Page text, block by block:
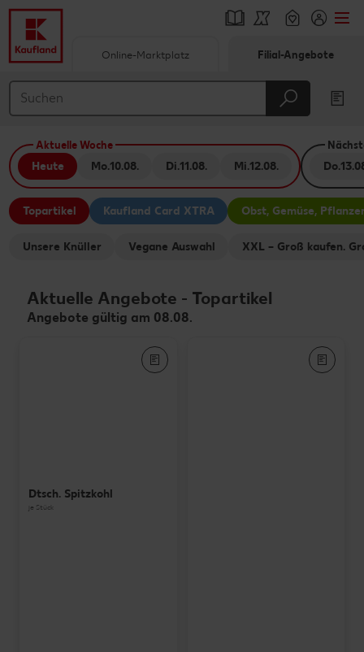
Hauptinhalt
Footer
Schwebender Seitenbereich
Online-Marktplatz Filial-Angebote
Aktuelle Woche
Heute Mo.10.08. Di.11.08. Mi.12.08. Do.
Topartikel Kaufland Card XTRA Obst, Gemüse,
Unsere Knüller Vegane Auswahl XXL – Groß kaufen.
Aktuelle Angebote - Topartikel
Angebote gültig am 08.08.
Dtsch. Spitzkohl
je Stück